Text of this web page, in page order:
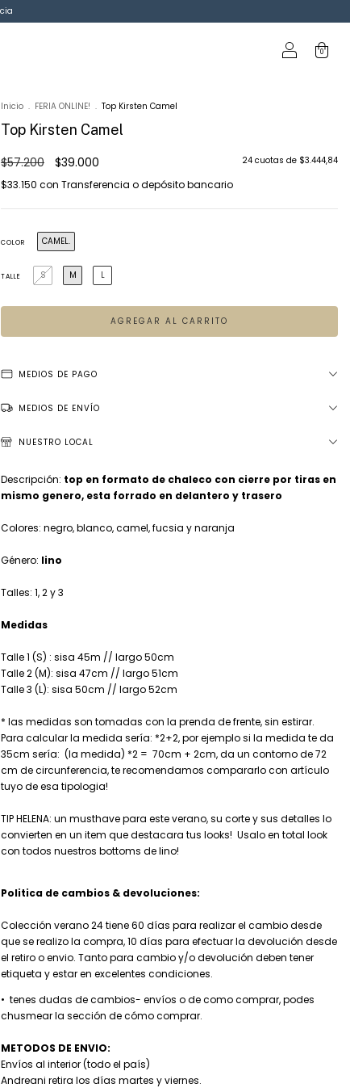
0
Inicio . FERIA ONLINE! . Top Kirsten Camel
Top Kirsten Camel
$57.200 $39.000 24 cuotas de $3.444,84
$33.150 con Transferencia o depósito bancario
COLOR CAMEL.
TALLE S M L
MEDIOS DE PAGO
MEDIOS DE ENVÍO
NUESTRO LOCAL
Descripción: top en formato de chaleco con cierre por tiras en
mismo genero, esta forrado en delantero y trasero
Colores: negro, blanco, camel, fucsia y naranja
Género: lino
Talles: 1, 2 y 3
Medidas
Talle 1 (S) : sisa 45m // largo 50cm
Talle 2 (M): sisa 47cm // largo 51cm
Talle 3 (L): sisa 50cm // largo 52cm
* las medidas son tomadas con la prenda de frente, sin estirar.
Para calcular la medida sería: *2+2, por ejemplo si la medida te da
35cm sería: (la medida) *2 = 70cm + 2cm, da un contorno de 72
cm de circunferencia, te recomendamos compararlo con artículo
tuyo de esa tipologia!
TIP HELENA: un musthave para este verano, su corte y sus detalles lo
convierten en un item que destacara tus looks! Usalo en total look
con todos nuestros bottoms de lino!
Politica de cambios & devoluciones:
Colección verano 24 tiene 60 días para realizar el cambio desde
que se realizo la compra, 10 días para efectuar la devolución desde
el retiro o envio. Tanto para cambio y/o devolución deben tener
etiqueta y estar en excelentes condiciones.
• tenes dudas de cambios- envíos o de como comprar, podes
chusmear la sección de cómo comprar.
METODOS DE ENVIO:
Envíos al interior (todo el país)
Andreani retira los días martes y viernes.